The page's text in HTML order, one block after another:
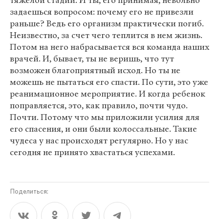
задаешься вопросом: почему его не привезли
раньше? Ведь его организм практически погиб.
Неизвестно, за счет чего теплится в нем жизнь.
Потом на него набрасывается вся команда наших
врачей. И, бывает, ты не веришь, что тут
возможен благоприятный исход. Но ты не
можешь не пытаться его спасти. По сути, это уже
реанимационное мероприятие. И когда ребенок
поправляется, это, как правило, почти чудо.
Почти. Потому что мы приложили усилия для
его спасения, и они были колоссальные. Такие
чудеса у нас происходят регулярно. Но у нас
сегодня не принято хвастаться успехами.
Поделиться: